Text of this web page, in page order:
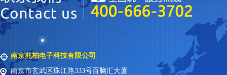
南京兆柏电子科技有限公司
南京市玄武区珠江路333号百脑汇大厦